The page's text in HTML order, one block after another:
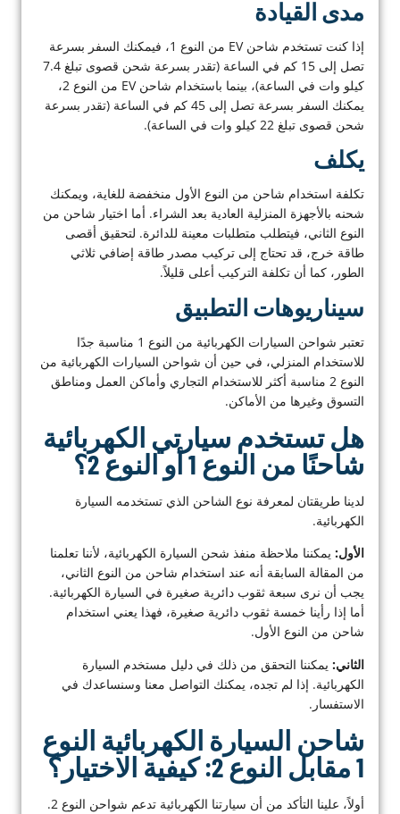
مدى القيادة
إذا كنت تستخدم شاحن EV من النوع 1، فيمكنك السفر بسرعة
تصل إلى 15 كم في الساعة (تقدر بسرعة شحن قصوى تبلغ 7.4
كيلو وات في الساعة)، بينما باستخدام شاحن EV من النوع 2،
يمكنك السفر بسرعة تصل إلى 45 كم في الساعة (تقدر بسرعة
شحن قصوى تبلغ 22 كيلو وات في الساعة).
يكلف
تكلفة استخدام شاحن من النوع الأول منخفضة للغاية، ويمكنك
شحنه بالأجهزة المنزلية العادية بعد الشراء. أما اختيار شاحن من
النوع الثاني، فيتطلب متطلبات معينة للدائرة. لتحقيق أقصى
طاقة خرج، قد تحتاج إلى تركيب مصدر طاقة إضافي ثلاثي
الطور، كما أن تكلفة التركيب أعلى قليلاً.
سيناريوهات التطبيق
تعتبر شواحن السيارات الكهربائية من النوع 1 مناسبة جدًا
للاستخدام المنزلي، في حين أن شواحن السيارات الكهربائية من
النوع 2 مناسبة أكثر للاستخدام التجاري وأماكن العمل ومناطق
التسوق وغيرها من الأماكن.
هل تستخدم سيارتي الكهربائية
شاحنًا من النوع 1 أو النوع 2؟
لدينا طريقتان لمعرفة نوع الشاحن الذي تستخدمه السيارة
الكهربائية.
الأول: يمكننا ملاحظة منفذ شحن السيارة الكهربائية، لأننا تعلمنا
من المقالة السابقة أنه عند استخدام شاحن من النوع الثاني،
يجب أن نرى سبعة ثقوب دائرية صغيرة في السيارة الكهربائية.
أما إذا رأينا خمسة ثقوب دائرية صغيرة، فهذا يعني استخدام
شاحن من النوع الأول.
الثاني: يمكننا التحقق من ذلك في دليل مستخدم السيارة
الكهربائية. إذا لم تجده، يمكنك التواصل معنا وسنساعدك في
الاستفسار.
شاحن السيارة الكهربائية النوع
1 مقابل النوع 2: كيفية الاختيار؟
أولاً، علينا التأكد من أن سيارتنا الكهربائية تدعم شواحن النوع 2.